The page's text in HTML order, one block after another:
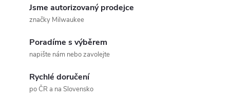
Jsme autorizovaný prodejce
značky Milwaukee
Poradíme s výběrem
napište nám nebo zavolejte
Rychlé doručení
po ČR a na Slovensko